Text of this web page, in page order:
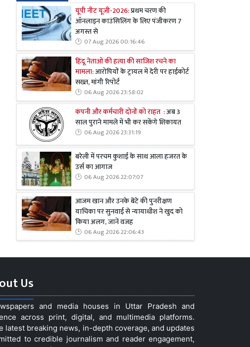
यूपी नीट यूजी-2026:प्रथम चरण की
ऑनलाइन काउंसिलिंग के लिए पंजीकरण 7
अगस्त से
07 Aug 2026 00:16:46
हिंदू नेताओं की हत्या की साजिश रचने का
मामला:आरोपियों के ट्रायल में देरी पर हाईकोर्ट
सख्त, मांगी रिपोर्ट
06 Aug 2026 23:58:02
कंपनी और कर्मचारी दोनों को राहत :अब 3
साल पुराने मामले में भी कर सकेंगे शिकायत
06 Aug 2026 23:31:19
बरेली में परचम कुशाई के साथ आला हजरत के
उर्स का आगाज
06 Aug 2026 22:07:07
आजम खान और उनके बेटे की पुनरीक्षण
याचिका पर सुनवाई से न्यायाधीश ने खुद को
किया अलग, जानें वजह
06 Aug 2026 22:06:43
Us
and media houses in Uttar Pradesh and
across print, digital, and multimedia platforms.
breaking news, in-depth coverage, and updates
to credible journalism and reader engagement,